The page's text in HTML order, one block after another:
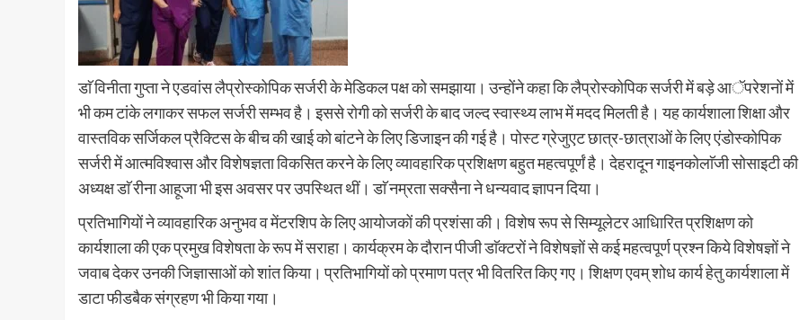
डाॅ विनीता गुप्ता ने एडवांस लैप्रोस्कोपिक सर्जरी के मेडिकल पक्ष को समझाया। उन्होंने कहा कि लैप्रोस्कोपिक सर्जरी में बड़े आॅपरेशनों में
भी कम टांके लगाकर सफल सर्जरी सम्भव है। इससे रोगी को सर्जरी के बाद जल्द स्वास्थ्य लाभ में मदद मिलती है। यह कार्यशाला शिक्षा और
वास्तविक सर्जिकल प्रैक्टिस के बीच की खाई को बांटने के लिए डिजाइन की गई है। पोस्ट ग्रेजुएट छात्र-छात्राओं के लिए एंडोस्कोपिक
सर्जरी में आत्मविश्वास और विशेषज्ञता विकसित करने के लिए व्यावहारिक प्रशिक्षण बहुत महत्वपूर्णं है। देहरादून गाइनकोलाॅजी सोसाइटी की
अध्यक्ष डाॅ रीना आहूजा भी इस अवसर पर उपस्थित थीं। डाॅ नम्रता सक्सैना ने धन्यवाद ज्ञापन दिया।
प्रतिभागियों ने व्यावहारिक अनुभव व मेंटरशिप के लिए आयोजकों की प्रशंसा की। विशेष रूप से सिम्यूलेटर आधिारित प्रशिक्षण को
कार्यशाला की एक प्रमुख विशेषता के रूप में सराहा। कार्यक्रम के दौरान पीजी डाॅक्टरों ने विशेषज्ञों से कई महत्वपूर्ण प्रश्न किये विशेषज्ञों ने
जवाब देकर उनकी जिज्ञासाओं को शांत किया। प्रतिभागियों को प्रमाण पत्र भी वितरित किए गए। शिक्षण एवम् शोध कार्य हेतु कार्यशाला में
डाटा फीडबैक संग्रहण भी किया गया।